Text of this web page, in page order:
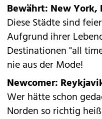
Bewährt: New
Diese Städte sind
Aufgrund ihrer
Destinationen "all
nie aus der Mode!
Newcomer:
Wer hätte schon
Norden so richtig